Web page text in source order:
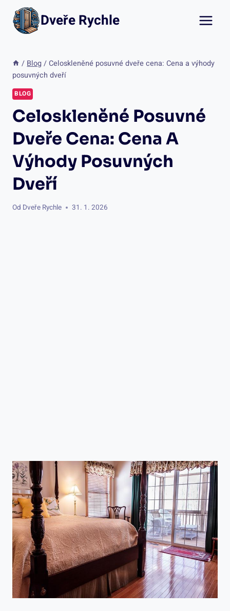
Přeskočit
obsah
Dveře Rychle
/ Blog / Celoskleněné posuvné dveře cena: Cena a výhody
posuvných dveří
BLOG
Celoskleněné Posuvné
Dveře Cena: Cena A
Výhody Posuvných
Dveří
Od Dveře Rychle 31. 1. 2026